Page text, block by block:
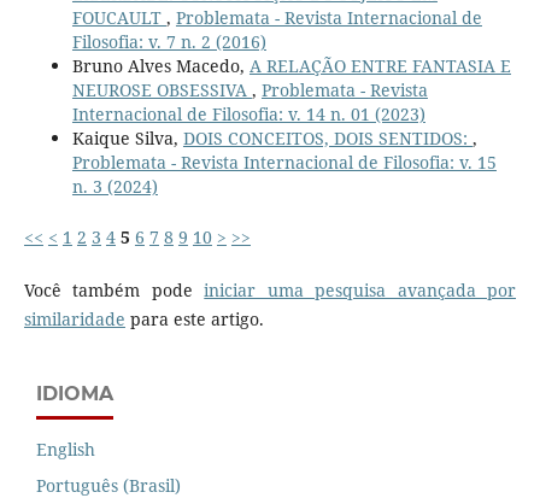
FOUCAULT , Problemata - Revista Internacional de
Filosofia: v. 7 n. 2 (2016)
Bruno Alves Macedo, A RELAÇÃO ENTRE FANTASIA E
NEUROSE OBSESSIVA , Problemata - Revista
Internacional de Filosofia: v. 14 n. 01 (2023)
Kaique Silva, DOIS CONCEITOS, DOIS SENTIDOS: ,
Problemata - Revista Internacional de Filosofia: v. 15
n. 3 (2024)
<< < 1 2 3 4 5 6 7 8 9 10 > >>
Você também podeiniciar uma pesquisa avançada por
similaridade para este artigo.
IDIOMA
English
Português (Brasil)